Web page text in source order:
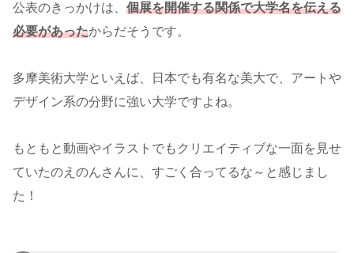
公表のきっかけは、 個展を開催する関係で大学名を伝える
必要があったからだそうです。
多摩美術大学といえば、日本でも有名な美大で、アートや
デザイン系の分野に強い大学ですよね。
もともと動画やイラストでもクリエイティブな一面を見せ
ていたのえのんさんに、すごく合ってるな～と感じまし
た！